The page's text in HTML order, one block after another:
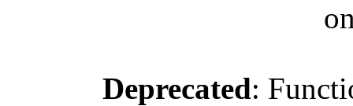
Deprecated: